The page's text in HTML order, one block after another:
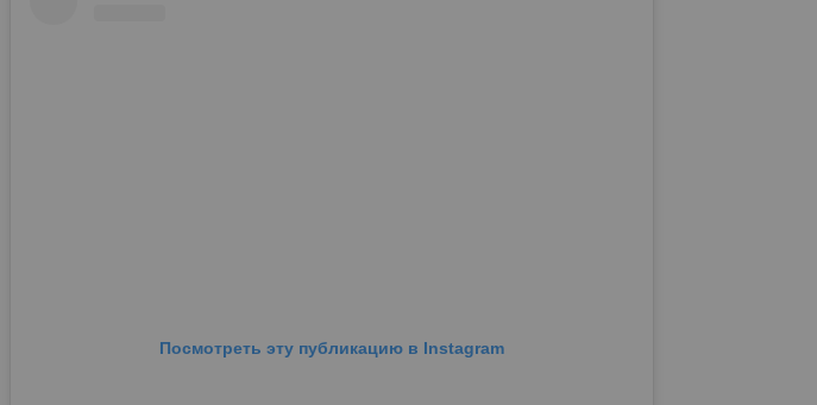
Посмотреть эту публикацию в Instagram